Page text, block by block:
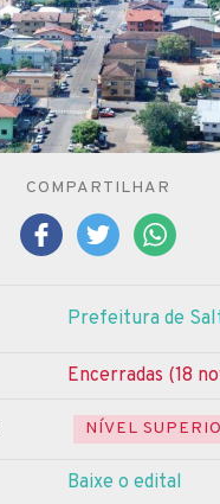
COMPARTILHAR
Prefeitura de
Encerradas (18
NÍVEL
Baixe o edital